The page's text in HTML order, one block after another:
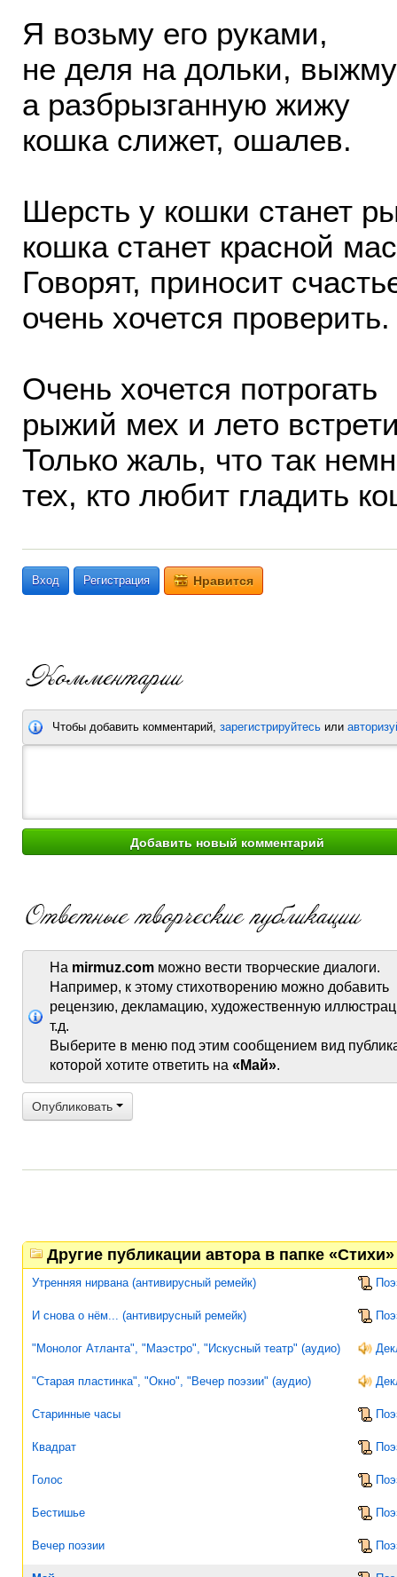
Я возьму его руками,
не деля на дольки,
а разбрызганную жижу
кошка слижет, ошалев.
Шерсть у кошки станет
кошка станет красной
Говорят, приносит
очень хочется проверить.
Очень хочется потрогать
рыжий мех и лето
Только жаль, что так
тех, кто любит гладить
Вход Регистрация Нравится
Чтобы добавить комментарий, зарегистрируйтесь или
На mirmuz.com можно вести творческие диалоги.
Например, к этому стихотворению можно добавить
рецензию, декламацию, художественную
т.д.
Выберите в меню под этим сообщением вид
которой хотите ответить на «Май».
Опубликовать
Другие публикации автора в папке «Стихи»
Утренняя нирвана (антивирусный ремейк)
И снова о нём... (антивирусный ремейк)
"Монолог Атланта", "Маэстро", "Искусный театр" (аудио)
"Старая пластинка", "Окно", "Вечер поэзии" (аудио)
Старинные часы
Квадрат
Голос
Бестишье
Вечер поэзии